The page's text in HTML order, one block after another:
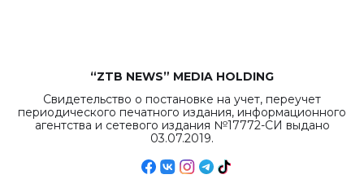
“ZTB NEWS” MEDIA HOLDING
Свидетельство о постановке на учет, переучет
периодического печатного издания, информационного
агентства и сетевого издания №17772-СИ выдано
03.07.2019.